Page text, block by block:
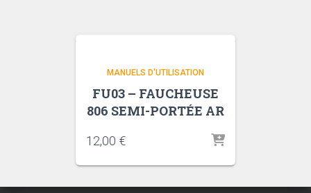
MANUELS D'UTILISATION
FU03 – FAUCHEUSE
806 SEMI-PORTÉE AR
12,00 €